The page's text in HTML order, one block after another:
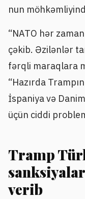
nun
“NATO hər
çəkib. Əzilənlər
fərqli maraqlara
“Hazırda
İspaniya və
üçün ciddi
Tramp
verib